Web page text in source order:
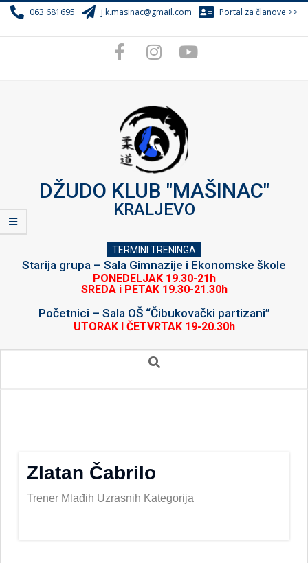
Skip
063 681695 j.k.masinac@gmail.com Portal za članove >>
DŽUDO KLUB "MAŠINAC"
KRALJEVO
TERMINI TRENINGA
Starija grupa – Sala Gimnazije i Ekonomske škole
PONEDELJAK 19.30-21h
SREDA i PETAK 19.30-21.30h
Početnici – Sala OŠ “Čibukovački partizani”
UTORAK I ČETVRTAK 19-20.30h
Search
Zlatan Čabrilo
Trener Mlađih Uzrasnih Kategorija